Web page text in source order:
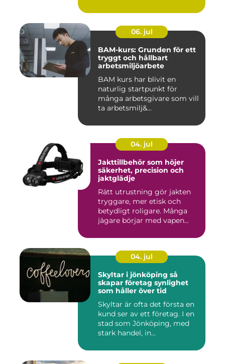
06. jul
BAM-kurs: Grunden för ett
tryggt och hållbart
arbetsmiljöarbete
BAM kurs har blivit en
naturlig startpunkt för
många arbetsgivare som vill
ta arbetsmilj&...
04. jul
Jakttillbehör som höjer
säkerhet, precision och
jaktglädje
Rätt utrustning gör jakten
tryggare, mer etisk och
betydligt roligare. Många
jägare börjar med vapen...
04. jul
Skyltar i jönköping så
skapar företag synlighet
som håller över tid
Skyltar är ofta det första en
kund ser av ett företag. I en
stad som Jönköping, med
stark handel, in...